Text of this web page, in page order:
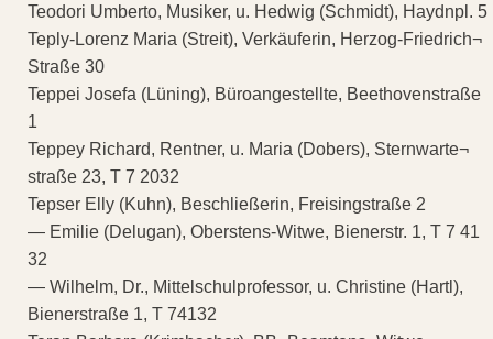
Teodori Umberto, Musiker, u. Hedwig (Schmidt), Haydnpl. 5
Teply-Lorenz Maria (Streit), Verkäuferin, Herzog-Friedrich¬
Straße 30
Teppei Josefa (Lüning), Büroangestellte, Beethovenstraße
1
Teppey Richard, Rentner, u. Maria (Dobers), Sternwarte¬
straße 23, T 7 2032
Tepser Elly (Kuhn), Beschließerin, Freisingstraße 2
— Emilie (Delugan), Oberstens-Witwe, Bienerstr. 1, T 7 41
32
— Wilhelm, Dr., Mittelschulprofessor, u. Christine (Hartl),
Bienerstraße 1, T 74132